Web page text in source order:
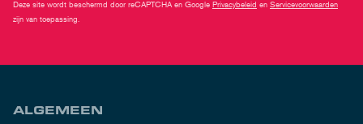
Deze site wordt beschermd door reCAPTCHA en Google Privacybeleid en Servicevoorwaarden
zijn van toepassing.
ALGEMEEN